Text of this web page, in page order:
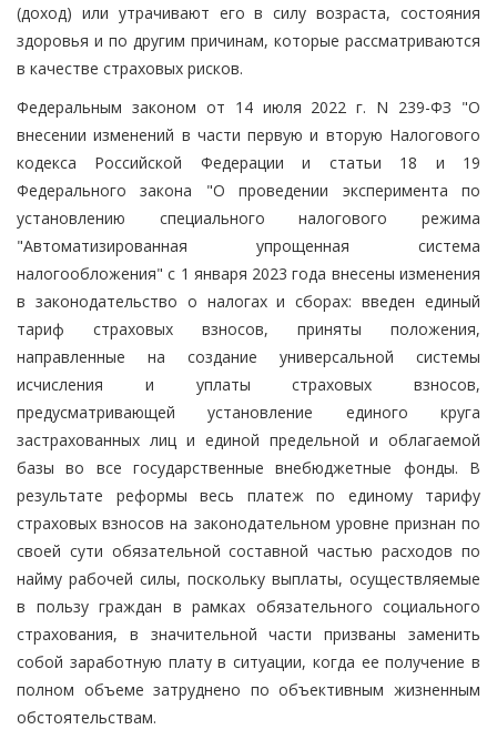
(доход) или утрачивают его в силу возраста, состояния
здоровья и по другим причинам, которые рассматриваются
в качестве страховых рисков.
Федеральным законом от 14 июля 2022 г. N 239-ФЗ "О
внесении изменений в части первую и вторую Налогового
кодекса Российской Федерации и статьи 18 и 19
Федерального закона "О проведении эксперимента по
установлению специального налогового режима
"Автоматизированная упрощенная система
налогообложения" с 1 января 2023 года внесены изменения
в законодательство о налогах и сборах: введен единый
тариф страховых взносов, приняты положения,
направленные на создание универсальной системы
исчисления и уплаты страховых взносов,
предусматривающей установление единого круга
застрахованных лиц и единой предельной и облагаемой
базы во все государственные внебюджетные фонды. В
результате реформы весь платеж по единому тарифу
страховых взносов на законодательном уровне признан по
своей сути обязательной составной частью расходов по
найму рабочей силы, поскольку выплаты, осуществляемые
в пользу граждан в рамках обязательного социального
страхования, в значительной части призваны заменить
собой заработную плату в ситуации, когда ее получение в
полном объеме затруднено по объективным жизненным
обстоятельствам.